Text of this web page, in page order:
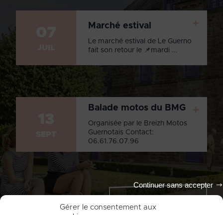
Gérer le consentement aux
Continuer sans accepter
Marché estival
Le marché estival de Le Guerno
fait son retour le 📌mardi ...
Balade motos du BMG
Organisée par le Breizh Motos
Guernotais Contact:
06.61.76.07.96